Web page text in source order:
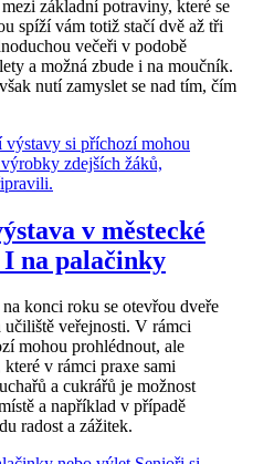
základní potraviny, které se
spíží vám totiž stačí dvě až tři
večeři v podobě
a možná zbude i na moučník.
nutí zamyslet se nad tím, čím
v městecké
na palačinky
konci roku se otevřou dveře
učiliště veřejnosti. V rámci
mohou prohlédnout, ale
v rámci praxe sami
a cukrářů je možnost
a například v případě
radost a zážitek.